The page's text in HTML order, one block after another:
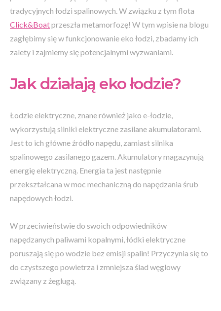
tradycyjnych łodzi spalinowych. W związku z tym flota
Click&Boatprzeszła metamorfozę! W tym wpisie na blogu
zagłębimy się w funkcjonowanie eko łodzi, zbadamy ich
zalety i zajmiemy się potencjalnymi wyzwaniami.
Jak działają eko łodzie?
Łodzie elektryczne, znane również jako e-łodzie,
wykorzystują silniki elektryczne zasilane akumulatorami.
Jest to ich główne źródło napędu, zamiast silnika
spalinowego zasilanego gazem. Akumulatory magazynują
energię elektryczną. Energia ta jest następnie
przekształcana w moc mechaniczną do napędzania śrub
napędowych łodzi.
W przeciwieństwie do swoich odpowiedników
napędzanych paliwami kopalnymi, łódki elektryczne
poruszają się po wodzie bez emisji spalin! Przyczynia się to
do czystszego powietrza i zmniejsza ślad węglowy
związany z żeglugą.